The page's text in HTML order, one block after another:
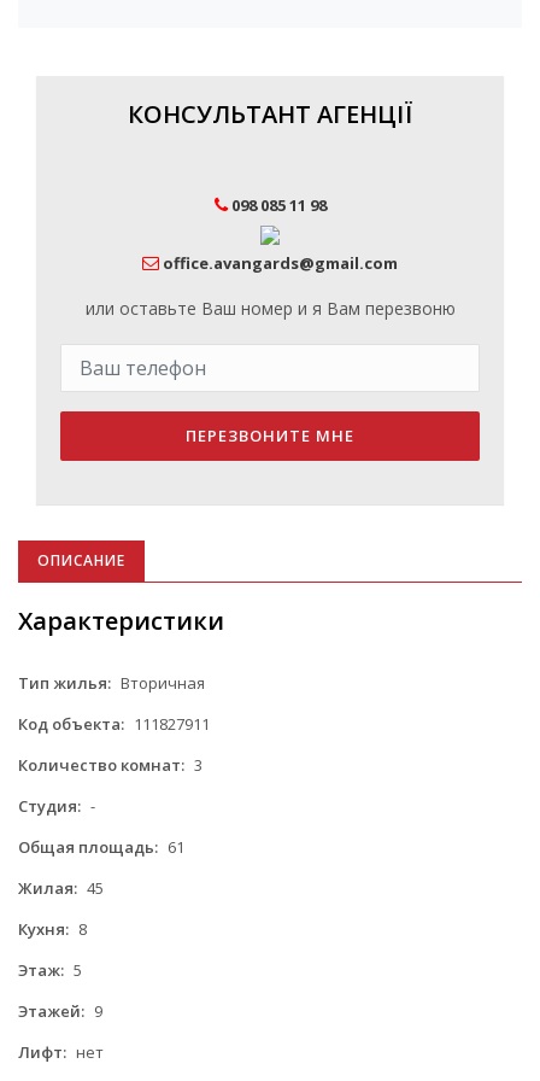
КОНСУЛЬТАНТ АГЕНЦІЇ
098 085 11 98
office.avangards@gmail.com
или оставьте Ваш номер и я Вам перезвоню
ПЕРЕЗВОНИТЕ МНЕ
ОПИСАНИЕ
Характеристики
Тип жилья: Вторичная
Код объекта: 111827911
Количество комнат: 3
Студия: -
Общая площадь: 61
Жилая: 45
Кухня: 8
Этаж: 5
Этажей: 9
Лифт: нет